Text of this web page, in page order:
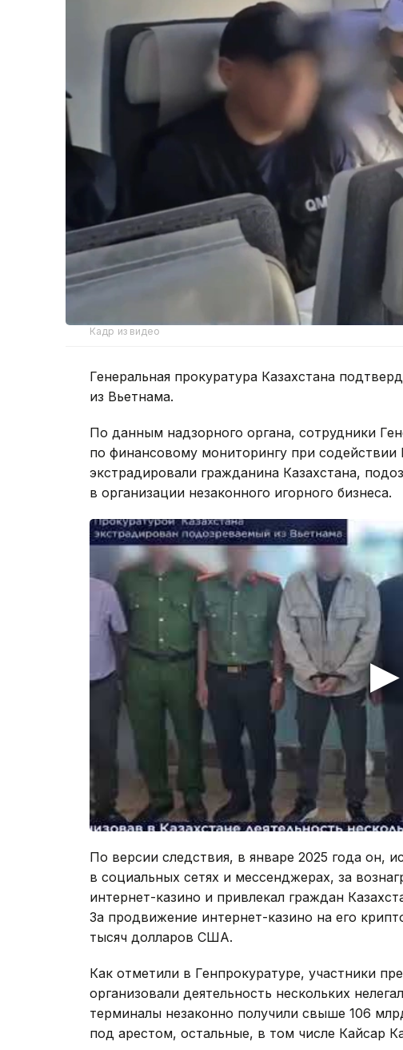
Кадр из видео
Генеральная прокуратура Казахстана
из Вьетнама.
По данным надзорного органа, сотрудники
по финансовому мониторингу при содействии
экстрадировали гражданина Казахстана,
в организации незаконного игорного бизнеса.
По версии следствия, в январе 2025 года он,
в социальных сетях и мессенджерах, за
интернет-казино и привлекал граждан
За продвижение интернет-казино на его
тысяч долларов США.
Как отметили в Генпрокуратуре, участники
организовали деятельность нескольких
терминалы незаконно получили свыше 106
под арестом, остальные, в том числе Кайсар